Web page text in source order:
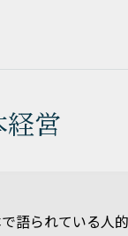
営
語られている人